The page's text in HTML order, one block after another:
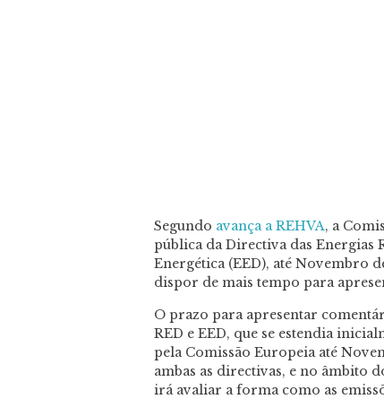
Segundo avança a REHVA, a
pública da Directiva das Energias
Energética (EED), até Novembro
dispor de mais tempo para
O prazo para apresentar
RED e EED, que se estendia
pela Comissão Europeia até
ambas as directivas, e no âmbito
irá avaliar a forma como as